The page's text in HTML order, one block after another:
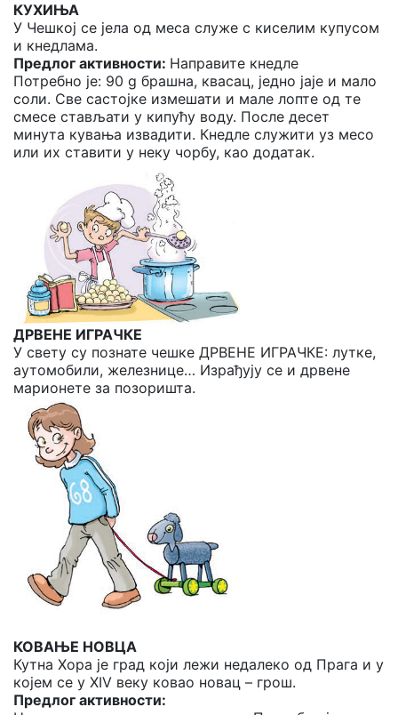
КУХИЊА
У Чешкој се јела од меса служе с киселим купусом
и кнедлама.
Предлог активности: Направите кнедле
Потребно је: 90 g брашна, квасац, једно јаје и мало
соли. Све састојке измешати и мале лопте од те
смесе стављати у кипућу воду. После десет
минута кувања извадити. Кнедле служити уз месо
или их ставити у неку чорбу, као додатак.
ДРВЕНЕ ИГРАЧКЕ
У свету су познате чешке ДРВЕНЕ ИГРАЧКЕ: лутке,
аутомобили, железнице… Израђују се и дрвене
марионете за позоришта.
КОВАЊЕ НОВЦА
Кутна Хора је град који лежи недалеко од Прага и у
којем се у XIV веку ковао новац – грош.
Предлог активности: